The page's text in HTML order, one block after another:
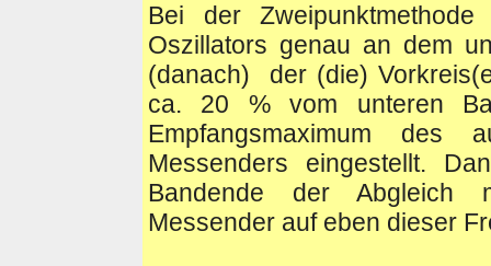
Bei der
Oszillators genau an dem
(danach) der (die)
ca. 20 % vom unteren
Empfangsmaximum des
Messenders eingestellt.
Bandende der Abgleich
Messender auf eben dieser